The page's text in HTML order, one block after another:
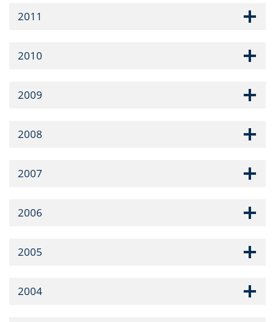
2011
2010
2009
2008
2007
2006
2005
2004